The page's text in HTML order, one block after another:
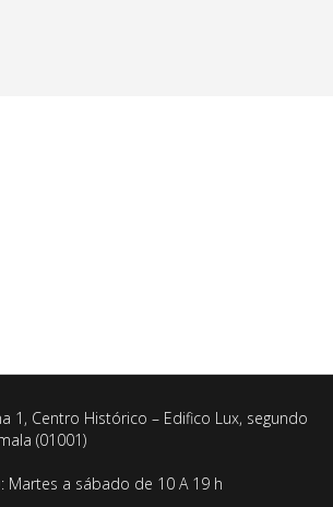
1, Centro Histórico – Edifico Lux, segundo
(01001)
Martes a sábado de 10 A 19 h